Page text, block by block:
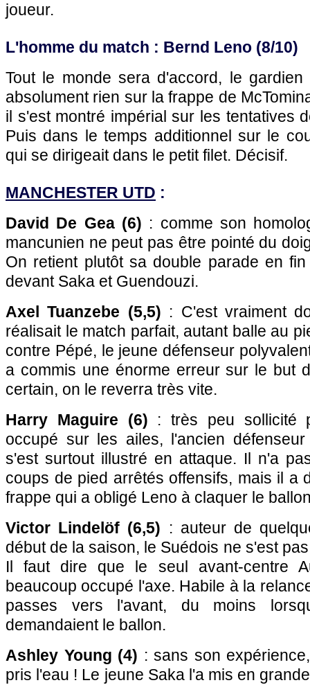
joueur.
L'homme du match : Bernd Leno (8/10)
Tout le monde sera d'accord, le
absolument rien sur la frappe de
il s'est montré impérial sur les tentatives
Puis dans le temps additionnel sur le
qui se dirigeait dans le petit filet. Décisif.
MANCHESTER UTD :
David De Gea (6) : comme son
mancunien ne peut pas être pointé du
On retient plutôt sa double parade en
devant Saka et Guendouzi.
Axel Tuanzebe (5,5) : C'est vraiment
réalisait le match parfait, autant balle au
contre Pépé, le jeune défenseur
a commis une énorme erreur sur le but
certain, on le reverra très vite.
Harry Maguire (6) : très peu sollicité
occupé sur les ailes, l'ancien
s'est surtout illustré en attaque. Il n'a
coups de pied arrêtés offensifs, mais il a
frappe qui a obligé Leno à claquer le
Victor Lindelöf (6,5) : auteur de
début de la saison, le Suédois ne s'est
Il faut dire que le seul avant-centre
beaucoup occupé l'axe. Habile à la
passes vers l'avant, du moins
demandaient le ballon.
Ashley Young (4) : sans son
pris l'eau ! Le jeune Saka l'a mis en